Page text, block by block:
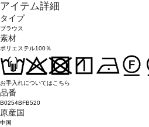
アイテム詳細
タイプ
ブラウス
素材
ポリエステル100％
お手入れについてはこちら
品番
B0254BFB520
原産国
中国